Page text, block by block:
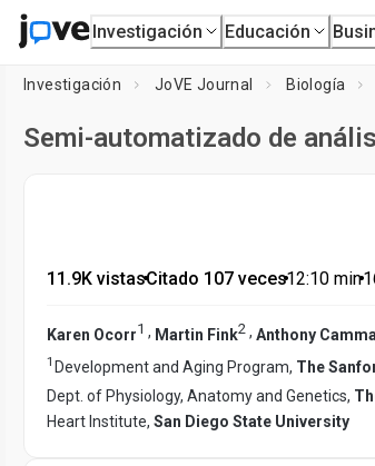
Investigación Educación
Investigación JoVE Journal Biología
Semi-automatizado de
11.9K vistas•Citado 107 veces•12:10 min•
Karen Ocorr1 , Martin Fink2 , Anthony
1 Development and Aging Program, The
Dept. of Physiology, Anatomy and Genetics,
Heart Institute, San Diego State University